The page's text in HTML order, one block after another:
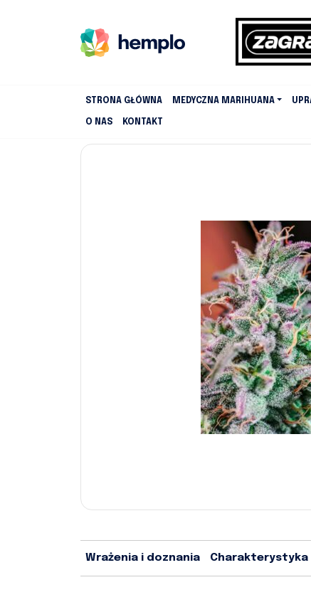
STRONA GŁÓWNA MEDYCZNA MARIHUANA
O NAS KONTAKT
Wrażenia i doznania Charakterystyka